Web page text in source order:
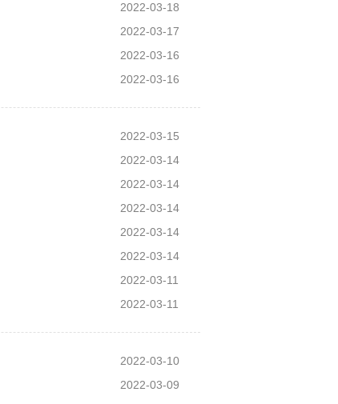
2022-03-18
2022-03-17
2022-03-16
2022-03-16
2022-03-15
2022-03-14
2022-03-14
2022-03-14
2022-03-14
2022-03-14
2022-03-11
2022-03-11
2022-03-10
2022-03-09